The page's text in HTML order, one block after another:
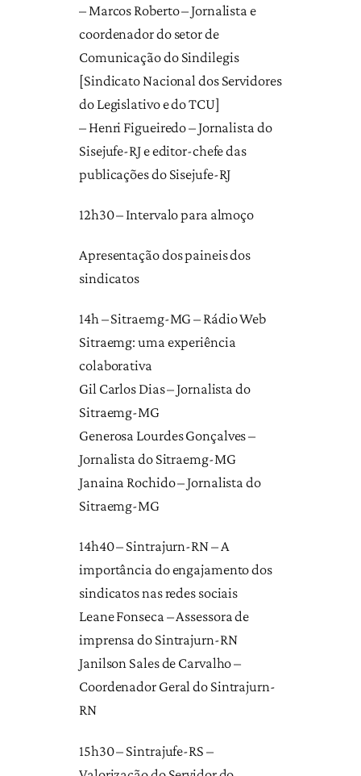
– Marcos Roberto – Jornalista e
coordenador do setor de
Comunicação do Sindilegis
[Sindicato Nacional dos Servidores
do Legislativo e do TCU]
– Henri Figueiredo – Jornalista do
Sisejufe-RJ e editor-chefe das
publicações do Sisejufe-RJ
12h30 – Intervalo para almoço
Apresentação dos paineis dos
sindicatos
14h – Sitraemg-MG – Rádio Web
Sitraemg: uma experiência
colaborativa
Gil Carlos Dias – Jornalista do
Sitraemg-MG
Generosa Lourdes Gonçalves –
Jornalista do Sitraemg-MG
Janaina Rochido – Jornalista do
Sitraemg-MG
14h40 – Sintrajurn-RN – A
importância do engajamento dos
sindicatos nas redes sociais
Leane Fonseca – Assessora de
imprensa do Sintrajurn-RN
Janilson Sales de Carvalho –
Coordenador Geral do Sintrajurn-
RN
15h30 – Sintrajufe-RS –